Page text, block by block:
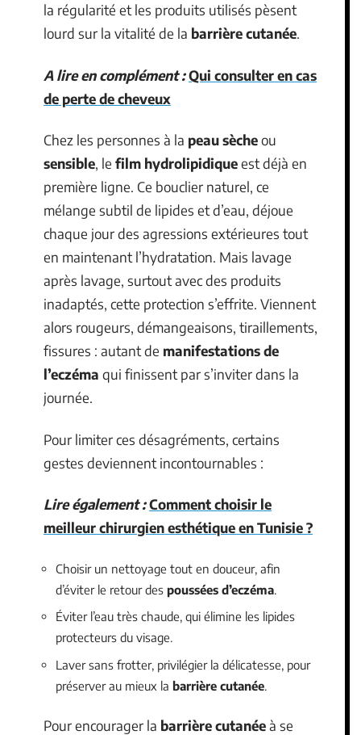
la régularité et les produits utilisés pèsent
lourd sur la vitalité de la barrière cutanée.
A lire en complément :Qui consulter en cas
de perte de cheveux
Chez les personnes à la peau sècheou
sensible, le film hydrolipidiqueest déjà en
première ligne. Ce bouclier naturel, ce
mélange subtil de lipides et d’eau, déjoue
chaque jour des agressions extérieures tout
en maintenant l’hydratation. Mais lavage
après lavage, surtout avec des produits
inadaptés, cette protection s’effrite. Viennent
alors rougeurs, démangeaisons, tiraillements,
fissures : autant de manifestations de
l’eczéma qui finissent par s’inviter dans la
journée.
Pour limiter ces désagréments, certains
gestes deviennent incontournables :
Lire également :Comment choisir le
meilleur chirurgien esthétique en Tunisie ?
Choisir un nettoyage tout en douceur, afin
d’éviter le retour des poussées d’eczéma
Éviter l’eau très chaude, qui élimine les lipides
protecteurs du visage.
Laver sans frotter, privilégier la délicatesse, pour
préserver au mieux la barrière cutanée
Pour encourager la barrière cutanéeà se